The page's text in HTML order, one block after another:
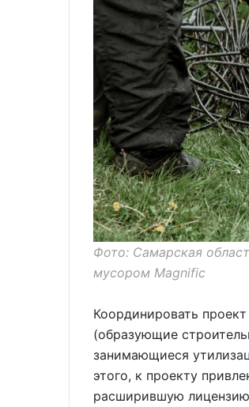
Фото: Самарская
мусором Magnific
Координировать
(образующие
занимающиеся
этого, к проекту
расширившую